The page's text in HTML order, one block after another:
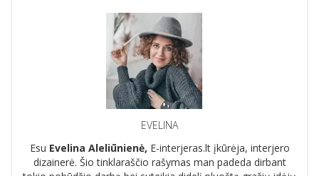
EVELINA
Esu Evelina Aleliūnienė, E-interjeras.lt įkūrėja, interjero
dizainerė. Šio tinklaraščio rašymas man padeda dirbant